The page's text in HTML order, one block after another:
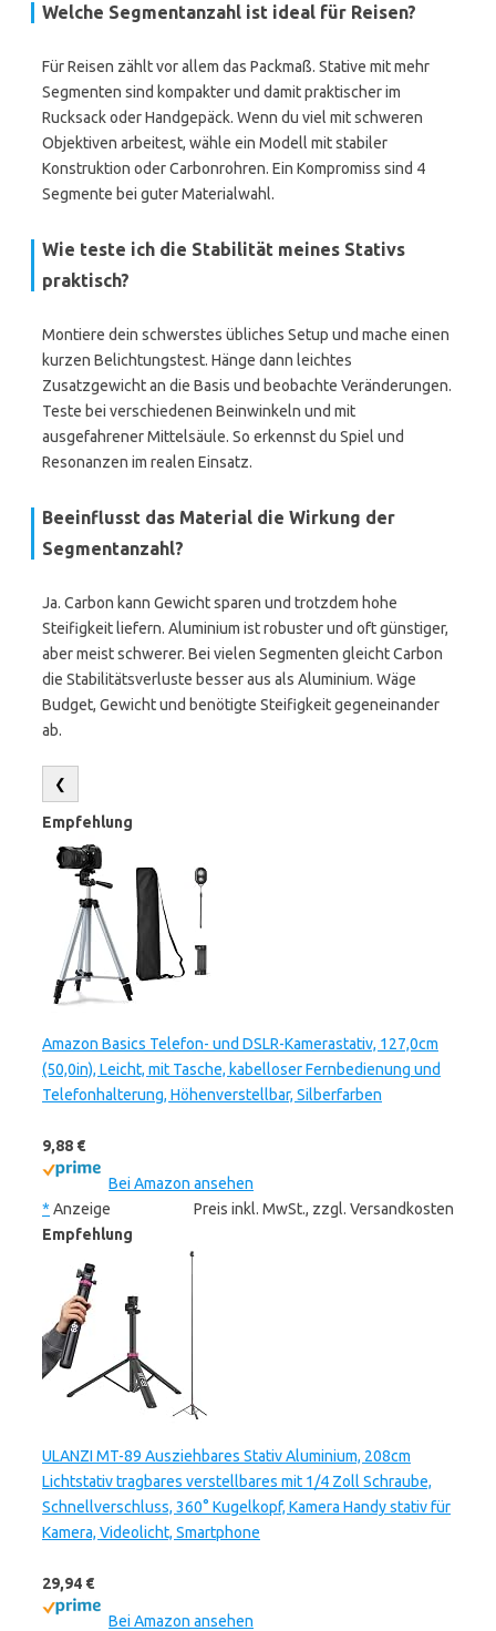
Welche Segmentanzahl ist ideal für Reisen?
Für Reisen zählt vor allem das Packmaß. Stative mit mehr
Segmenten sind kompakter und damit praktischer im
Rucksack oder Handgepäck. Wenn du viel mit schweren
Objektiven arbeitest, wähle ein Modell mit stabiler
Konstruktion oder Carbonrohren. Ein Kompromiss sind 4
Segmente bei guter Materialwahl.
Wie teste ich die Stabilität meines Stativs
praktisch?
Montiere dein schwerstes übliches Setup und mache einen
kurzen Belichtungstest. Hänge dann leichtes
Zusatzgewicht an die Basis und beobachte Veränderungen.
Teste bei verschiedenen Beinwinkeln und mit
ausgefahrener Mittelsäule. So erkennst du Spiel und
Resonanzen im realen Einsatz.
Beeinflusst das Material die Wirkung der
Segmentanzahl?
Ja. Carbon kann Gewicht sparen und trotzdem hohe
Steifigkeit liefern. Aluminium ist robuster und oft günstiger,
aber meist schwerer. Bei vielen Segmenten gleicht Carbon
die Stabilitätsverluste besser aus als Aluminium. Wäge
Budget, Gewicht und benötigte Steifigkeit gegeneinander
ab.
❮
Empfehlung
Amazon Basics Telefon- und DSLR-Kamerastativ, 127,0cm
(50,0in), Leicht, mit Tasche, kabelloser Fernbedienung und
Telefonhalterung, Höhenverstellbar, Silberfarben
9,88 €
Bei Amazon ansehen
* Anzeige
Preis inkl. MwSt., zzgl. Versandkosten
Empfehlung
ULANZI MT-89 Ausziehbares Stativ Aluminium, 208cm
Lichtstativ tragbares verstellbares mit 1/4 Zoll Schraube,
Schnellverschluss, 360° Kugelkopf, Kamera Handy stativ für
Kamera, Videolicht, Smartphone
29,94 €
Bei Amazon ansehen